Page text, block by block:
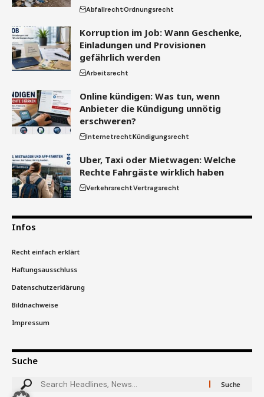
AbfallrechtOrdnungsrecht
Korruption im Job: Wann Geschenke,
Einladungen und Provisionen
gefährlich werden
Arbeitsrecht
Online kündigen: Was tun, wenn
Anbieter die Kündigung unnötig
erschweren?
InternetrechtKündigungsrecht
Uber, Taxi oder Mietwagen: Welche
Rechte Fahrgäste wirklich haben
VerkehrsrechtVertragsrecht
Infos
Recht einfach erklärt
Haftungsausschluss
Datenschutzerklärung
Bildnachweise
Impressum
Suche